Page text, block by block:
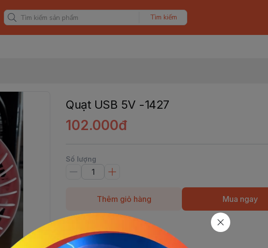
Tìm kiếm
Quạt USB 5V -1427
102.000đ
Số lượng
Thêm giỏ hàng Mua ngay